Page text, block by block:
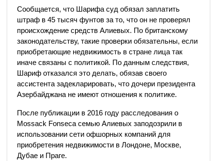
Сообщается, что Шарифа суд обязал заплатить
штраф в 45 тысяч фунтов за то, что он не проверял
происхождение средств Алиевых. По британскому
законодательству, такие проверки обязательны, если
приобретающие недвижимость в стране лица так
иначе связаны с политикой. По данным следствия,
Шариф отказался это делать, обязав своего
ассистента задекларировать, что дочери президента
Азербайджана не имеют отношения к политике.
После публикации в 2016 году расследования о
Mossack Fonseca семью Алиевых заподозрили в
использовании сети офшорных компаний для
приобретения недвижимости в Лондоне, Москве,
Дубае и Праге.